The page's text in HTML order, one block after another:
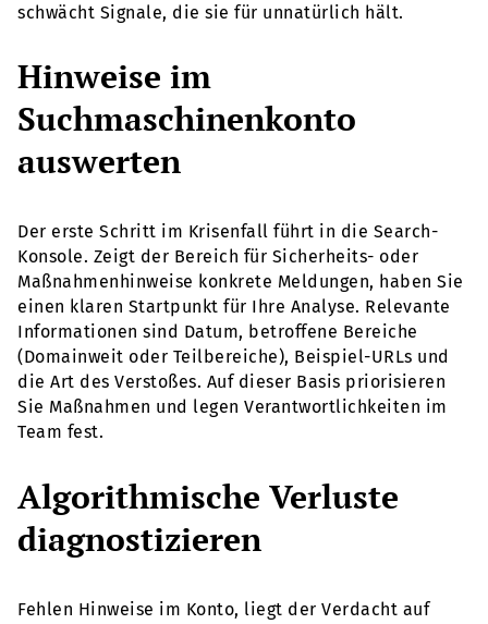
schwächt Signale, die sie für unnatürlich hält.
Hinweise im
Suchmaschinenkonto
auswerten
Der erste Schritt im Krisenfall führt in die Search-
Konsole. Zeigt der Bereich für Sicherheits- oder
Maßnahmenhinweise konkrete Meldungen, haben Sie
einen klaren Startpunkt für Ihre Analyse. Relevante
Informationen sind Datum, betroffene Bereiche
(Domainweit oder Teilbereiche), Beispiel-URLs und
die Art des Verstoßes. Auf dieser Basis priorisieren
Sie Maßnahmen und legen Verantwortlichkeiten im
Team fest.
Algorithmische Verluste
diagnostizieren
Fehlen Hinweise im Konto, liegt der Verdacht auf